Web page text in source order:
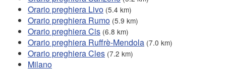
Orario preghiera Livo (5.4 km)
Orario preghiera Rumo (5.9 km)
Orario preghiera Cis (6.8 km)
Orario preghiera Ruffrè-Mendola (7.0 km)
Orario preghiera Cles (7.2 km)
Milano